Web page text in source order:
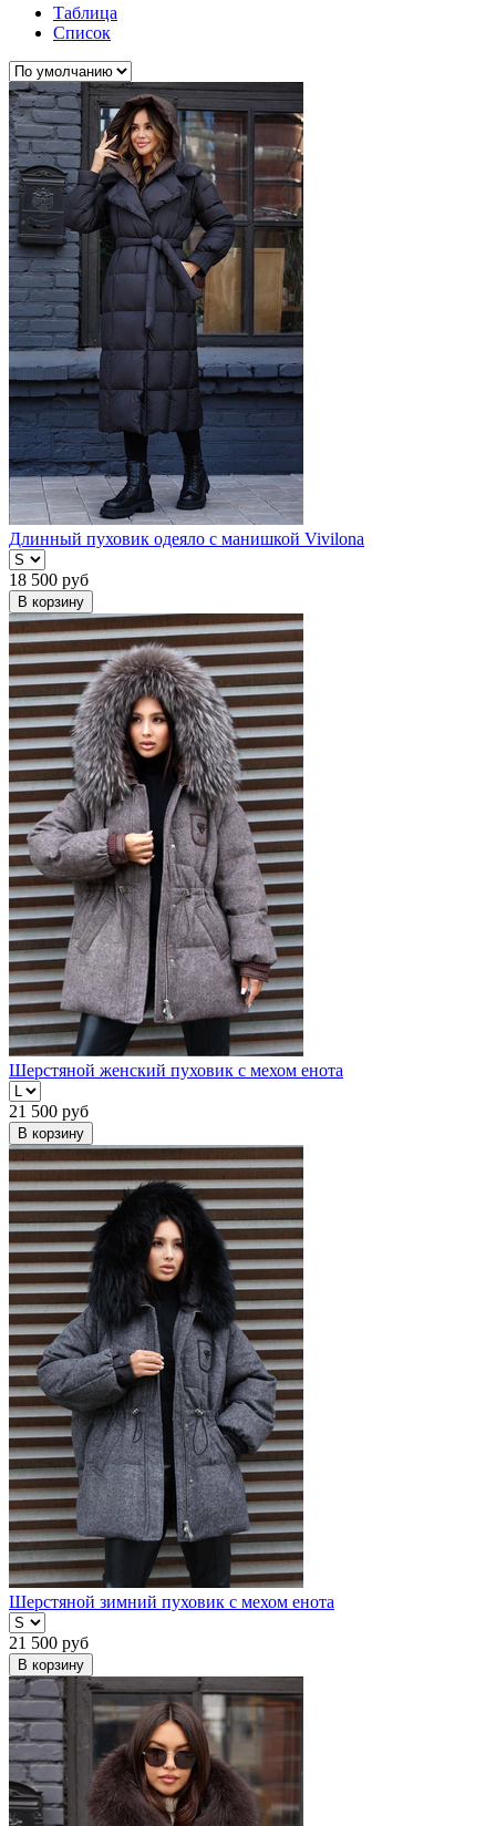
Таблица
Список
Длинный пуховик одеяло с манишкой Vivilona
18 500 руб
В корзину
Шерстяной женский пуховик с мехом енота
21 500 руб
В корзину
Шерстяной зимний пуховик с мехом енота
21 500 руб
В корзину